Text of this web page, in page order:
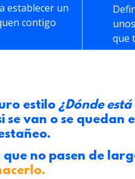
establecer un
contigo
que
estilo¿Dónde
se van o se
que no pasen de